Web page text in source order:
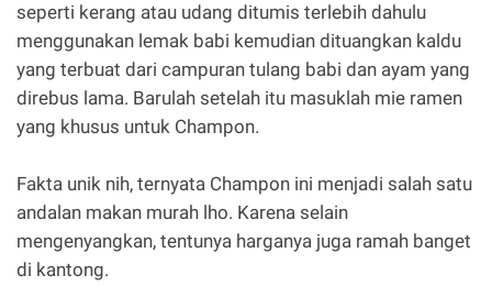
seperti kerang atau udang ditumis terlebih dahulu
menggunakan lemak babi kemudian dituangkan kaldu
yang terbuat dari campuran tulang babi dan ayam yang
direbus lama. Barulah setelah itu masuklah mie ramen
yang khusus untuk Champon.
Fakta unik nih, ternyata Champon ini menjadi salah satu
andalan makan murah lho. Karena selain
mengenyangkan, tentunya harganya juga ramah banget
di kantong.